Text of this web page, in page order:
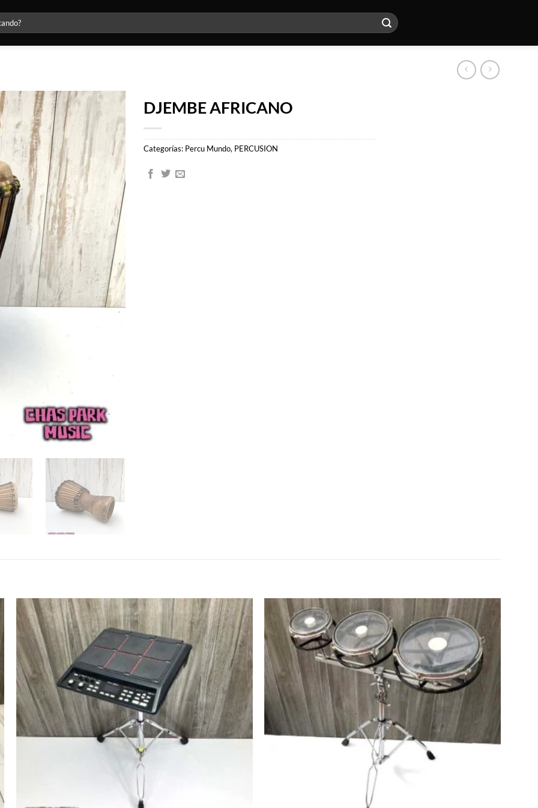
Agregar
a la lista
DJEMBE AFRICANO
Categorías: Percu Mundo, PERCUSION
Agregar
a la lista
de
deseos
Agregar
a la lista
de
deseos